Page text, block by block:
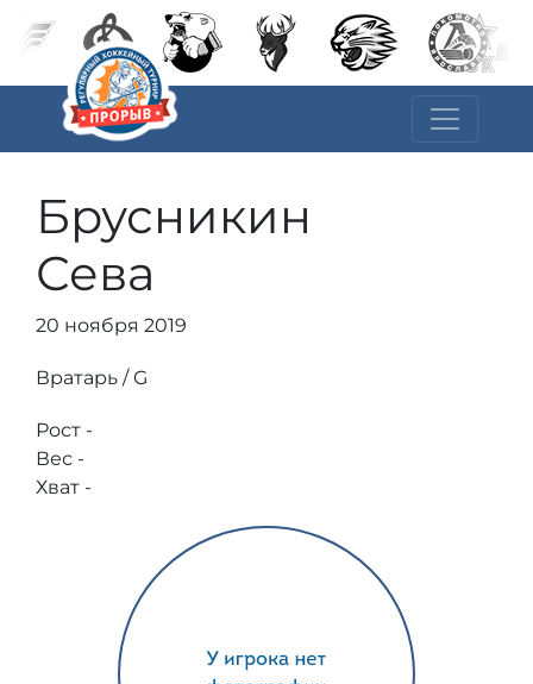
Брусникин
Сева
20 ноября 2019
Вратарь / G
Рост -
Вес -
Хват -